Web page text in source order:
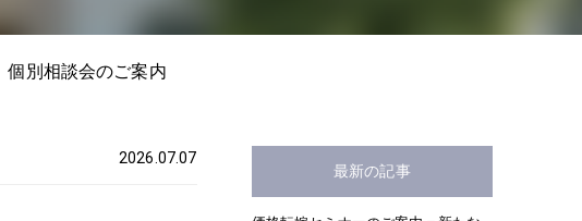
個別相談会のご案内
2026.07.07
最新の記事